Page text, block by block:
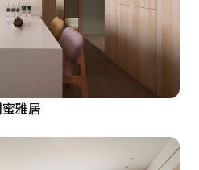
雅居